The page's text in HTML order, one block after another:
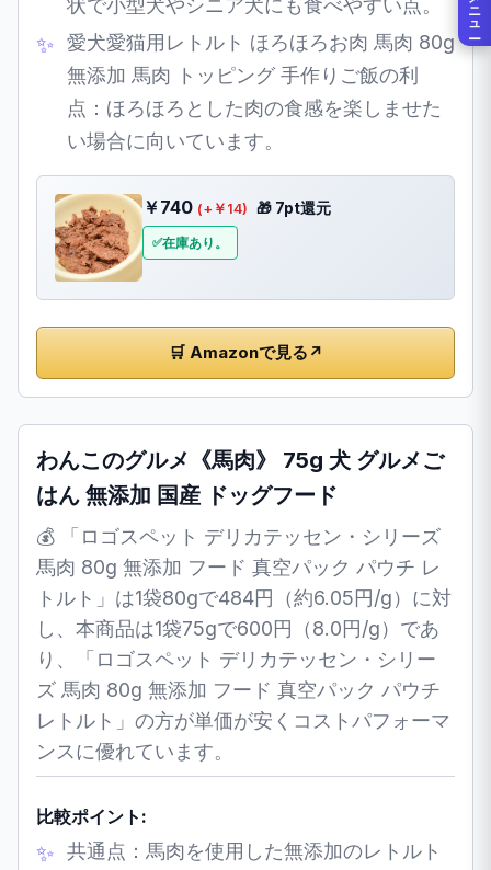
状で小型犬やシニア犬にも食べやすい点。
愛犬愛猫用レトルト ほろほろお肉 馬肉 80g
無添加 馬肉 トッピング 手作りご飯の利
点：ほろほろとした肉の食感を楽しませた
い場合に向いています。
￥740 (+￥14) 🎁 7pt還元
在庫あり。
🛒 Amazonで見る ↗
わんこのグルメ《馬肉》 75g 犬 グルメご
はん 無添加 国産 ドッグフード
💰 「ロゴスペット デリカテッセン・シリーズ
馬肉 80g 無添加 フード 真空パック パウチ レ
トルト」は1袋80gで484円（約6.05円/g）に対
し、本商品は1袋75gで600円（8.0円/g）であ
り、「ロゴスペット デリカテッセン・シリー
ズ 馬肉 80g 無添加 フード 真空パック パウチ
レトルト」の方が単価が安くコストパフォーマ
ンスに優れています。
比較ポイント:
共通点：馬肉を使用した無添加のレトルト